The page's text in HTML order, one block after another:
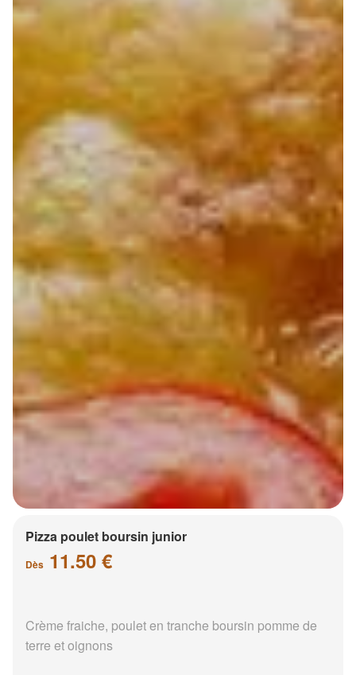
Pizza poulet boursin junior
Dès 11.50 €
Crème fraiche, poulet en tranche boursin pomme de
terre et oignons